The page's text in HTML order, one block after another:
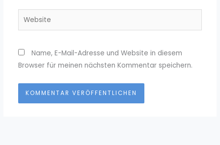
Website
Name, E-Mail-Adresse und Website in diesem
Browser für meinen nächsten Kommentar speichern.